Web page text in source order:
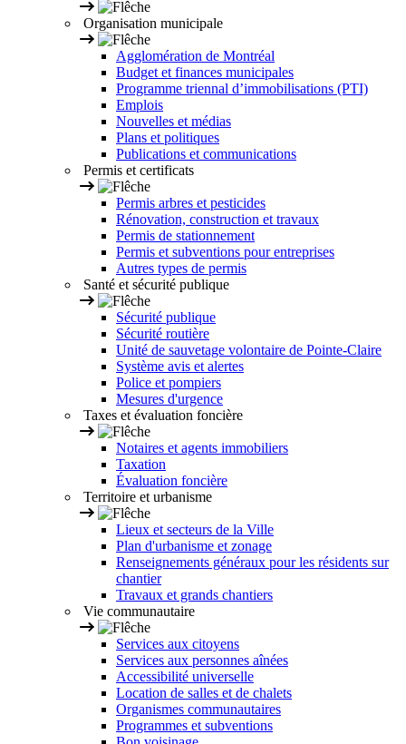
Organisation municipale
Agglomération de Montréal
Budget et finances municipales
Programme triennal d’immobilisations (PTI)
Emplois
Nouvelles et médias
Plans et politiques
Publications et communications
Permis et certificats
Permis arbres et pesticides
Rénovation, construction et travaux
Permis de stationnement
Permis et subventions pour entreprises
Autres types de permis
Santé et sécurité publique
Sécurité publique
Sécurité routière
Unité de sauvetage volontaire de Pointe-Claire
Système avis et alertes
Police et pompiers
Mesures d'urgence
Taxes et évaluation foncière
Notaires et agents immobiliers
Taxation
Évaluation foncière
Territoire et urbanisme
Lieux et secteurs de la Ville
Plan d'urbanisme et zonage
Renseignements généraux pour les résidents sur
chantier
Travaux et grands chantiers
Vie communautaire
Services aux citoyens
Services aux personnes aînées
Accessibilité universelle
Location de salles et de chalets
Organismes communautaires
Programmes et subventions